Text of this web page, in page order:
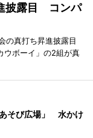
披露目 コンパ
の真打ち昇進披露目
ウボーイ」の2組が真
そび広場」 水かけ